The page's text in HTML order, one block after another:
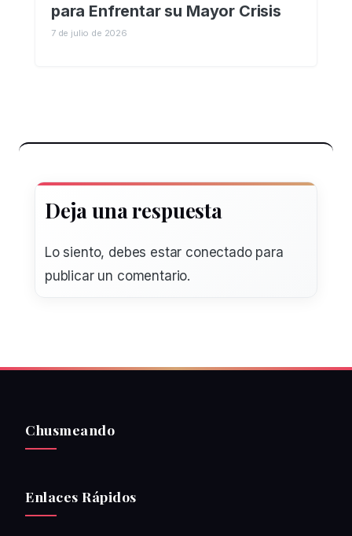
para Enfrentar su Mayor Crisis
7 de julio de 2026
Deja una respuesta
Lo siento, debes estar conectadopara
publicar un comentario.
Chusmeando
Enlaces Rápidos